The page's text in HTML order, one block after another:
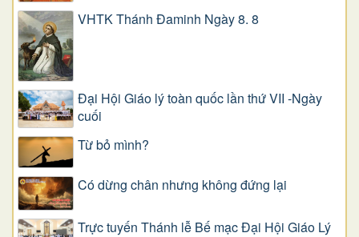
VHTK Thánh Đaminh Ngày 8. 8
Đại Hội Giáo lý toàn quốc lần thứ VII -Ngày
cuối
Từ bỏ mình?
Có dừng chân nhưng không đứng lại
Trực tuyến Thánh lễ Bế mạc Đại Hội Giáo Lý